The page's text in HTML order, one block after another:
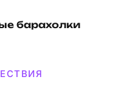
барахолки